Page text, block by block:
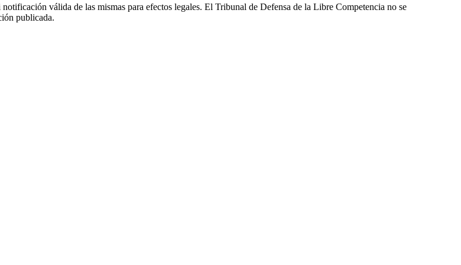
válida de las mismas para efectos legales. El Tribunal de Defensa de la Libre Competencia no se
publicada.